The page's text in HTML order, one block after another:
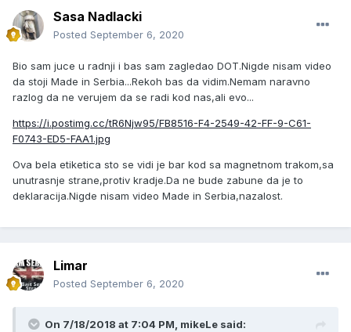
Sasa Nadlacki
Posted September 6, 2020
Bio sam juce u radnji i bas sam zagledao DOT.Nigde nisam video
da stoji Made in Serbia...Rekoh bas da vidim.Nemam naravno
razlog da ne verujem da se radi kod nas,ali evo...
https://i.postimg.cc/tR6Njw95/FB8516-F4-2549-42-FF-9-C61-
F0743-ED5-FAA1.jpg
Ova bela etiketica sto se vidi je bar kod sa magnetnom trakom,sa
unutrasnje strane,protiv kradje.Da ne bude zabune da je to
deklaracija.Nigde nisam video Made in Serbia,nazalost.
Limar
Posted September 6, 2020
On 7/18/2018 at 7:04 PM, mikeLe said: